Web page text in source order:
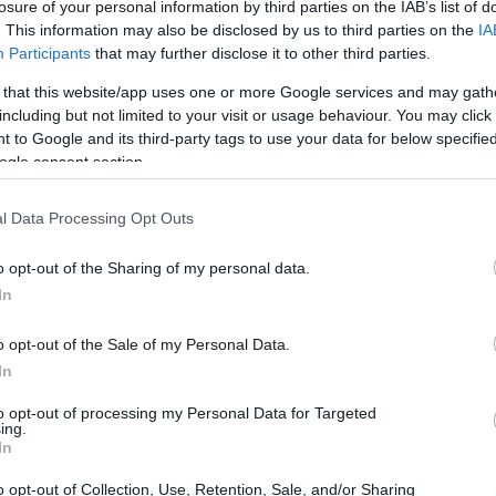
of your personal information by third parties on the IAB’s list of
This information may also be disclosed by us to third parties on the
Participants that may further disclose it to other third parties.
that this website/app uses one or more Google services and may
but not limited to your visit or usage behaviour. You may
to Google and its third-party tags to use your data for below
consent section.
Data Processing Opt Outs
opt-out of the Sharing of my personal data.
opt-out of the Sale of my Personal Data.
opt-out of processing my Personal Data for Targeted
opt-out of Collection, Use, Retention, Sale, and/or Sharing
criptovalute, tra cui Bitcoin ed Ethereum,
del mercato. Le statistiche indicano inoltre che
un incremento del300%degli utenti nel 2023
crisi finanziaria globale, offrendo un sistema
dalle banche. Nel 2015, Ethereum ha introdotto il
significativamente grazie a eventi come il
determinato un incremento del valore di